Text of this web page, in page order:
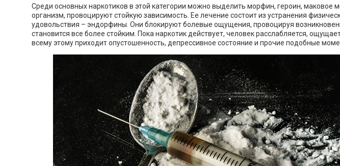
Среди основных наркотиков в этой категории можно выделить морфин, героин,
организм, провоцируют стойкую зависимость. Ее лечение состоит из устранения
удовольствия – эндорфины. Они блокируют болевые ощущения, провоцируя
становится все более стойким. Пока наркотик действует, человек расслабляется,
всему этому приходит опустошенность, депрессивное состояние и прочие подобные